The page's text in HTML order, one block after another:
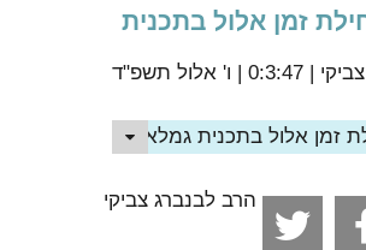
זמן אלול בתכנית
זמן אלול בתכנית גמלאים
הרב לבנברג צביקי